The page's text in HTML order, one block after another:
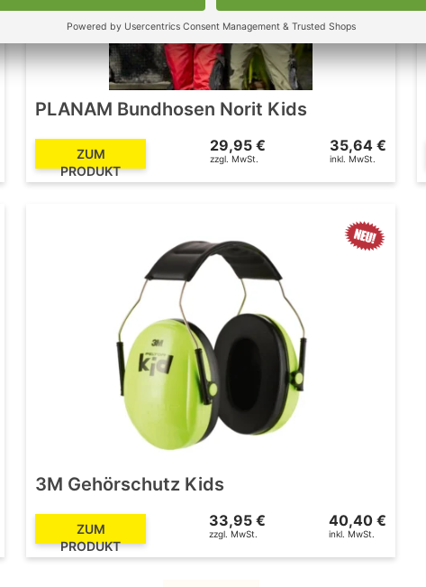
PLANAM Bundhosen Norit Kids
ZUM
PRODUKT
29,95 €
zzgl. MwSt.
35,64 €
inkl. MwSt.
3M Gehörschutz Kids
ZUM
PRODUKT
33,95 €
zzgl. MwSt.
40,40 €
inkl. MwSt.